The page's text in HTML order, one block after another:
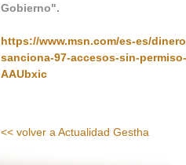
Gobierno".
https://www.msn.com/es-es/
sanciona-97-accesos-sin-
AAUbxic
<< volver a Actualidad Gestha